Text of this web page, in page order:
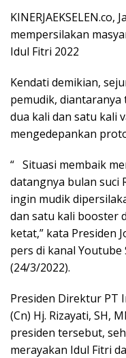
mempersilakan
Idul Fitri 2022
Kendati demikian,
pemudik, diantaranya
dua kali dan satu kali
mengedepankan
“ Situasi membaik
datangnya bulan suci
ingin mudik
dan satu kali booster
ketat,” kata Presiden
pers di kanal
(24/3/2022).
Presiden Direktur PT
(Cn) Hj. Rizayati, SH,
presiden tersebut,
merayakan Idul Fitri